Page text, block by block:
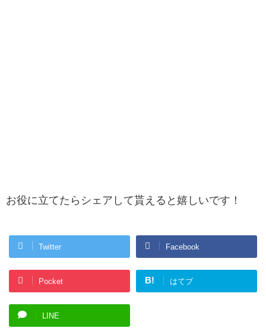
お役に立てたらシェアして貰えると嬉しいです！
Twitter Facebook
Pocket B! はてブ
LINE